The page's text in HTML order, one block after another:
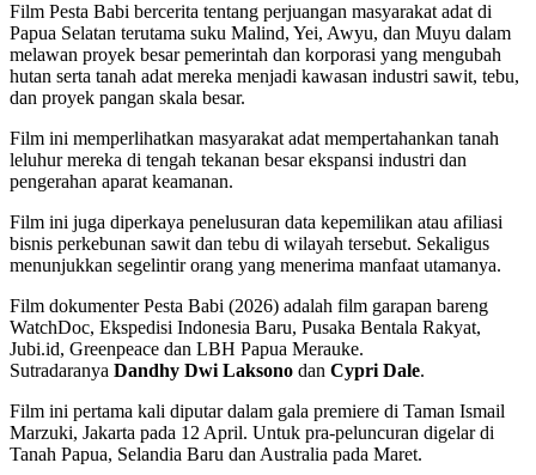
Film Pesta Babi bercerita tentang perjuangan masyarakat adat di
Papua Selatan terutama suku Malind, Yei, Awyu, dan Muyu dalam
melawan proyek besar pemerintah dan korporasi yang mengubah
hutan serta tanah adat mereka menjadi kawasan industri sawit, tebu,
dan proyek pangan skala besar.
Film ini memperlihatkan masyarakat adat mempertahankan tanah
leluhur mereka di tengah tekanan besar ekspansi industri dan
pengerahan aparat keamanan.
Film ini juga diperkaya penelusuran data kepemilikan atau afiliasi
bisnis perkebunan sawit dan tebu di wilayah tersebut. Sekaligus
menunjukkan segelintir orang yang menerima manfaat utamanya.
Film dokumenter Pesta Babi (2026) adalah film garapan bareng
WatchDoc, Ekspedisi Indonesia Baru, Pusaka Bentala Rakyat,
Jubi.id, Greenpeace dan LBH Papua Merauke.
Sutradaranya Dandhy Dwi Laksono dan Cypri Dale.
Film ini pertama kali diputar dalam gala premiere di Taman Ismail
Marzuki, Jakarta pada 12 April. Untuk pra-peluncuran digelar di
Tanah Papua, Selandia Baru dan Australia pada Maret.